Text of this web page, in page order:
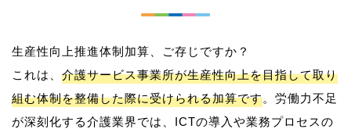
生産性向上推進体制加算、ご存じですか？
これは、 介護サービス事業所が生産性向上を目指して取り
組む体制を整備した際に受けられる加算です。労働力不足
が深刻化する介護業界では、ICTの導入や業務プロセスの